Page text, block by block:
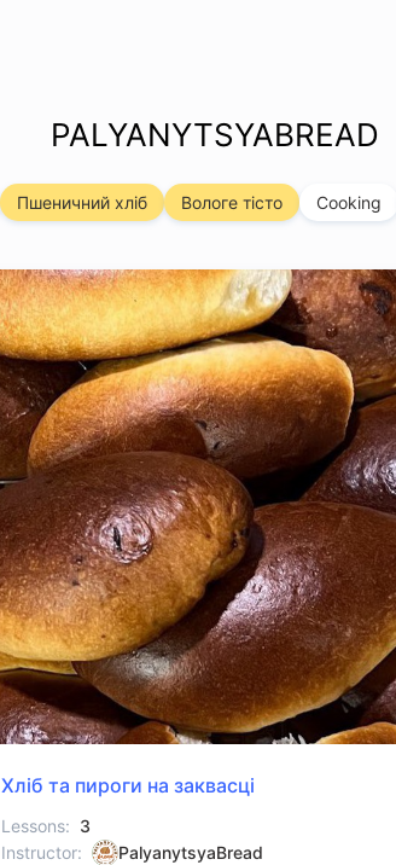
PALYANYTSYABREAD
Пшеничний хліб Вологе тісто Cooking
Хліб та пироги на заквасці
Lessons: 3
Instructor:
PalyanytsyaBread